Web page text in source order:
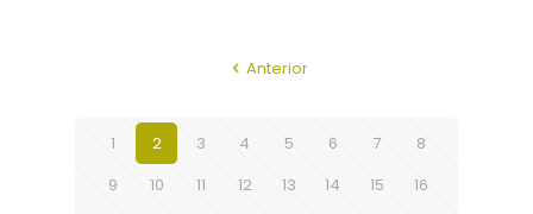
Anterior
1 2 3 4 5 6 7
8
9
10 11 12 13 14 15
16